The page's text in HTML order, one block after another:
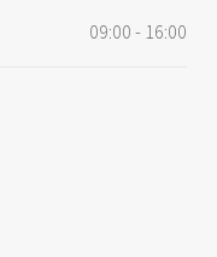
09:00 - 16:00